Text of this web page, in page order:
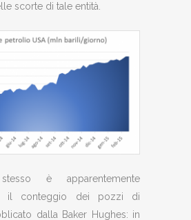
scorte di tale entità.
è apparentemente
il conteggio dei pozzi di
dalla Baker Hughes: in